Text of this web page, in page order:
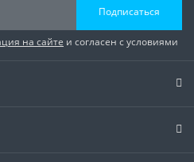
Подписаться
на сайте и согласен с условиями